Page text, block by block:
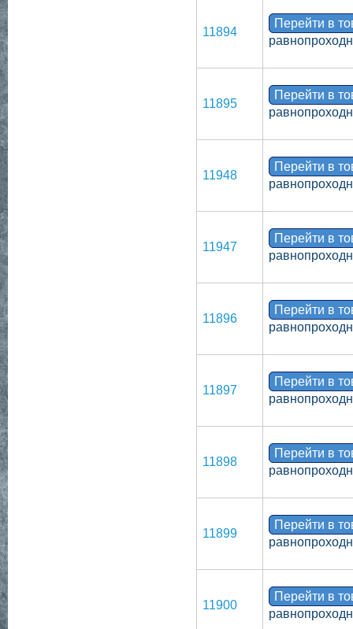
11894
Перейти в
11895
Перейти в
11948
Перейти в
11947
Перейти в
11896
Перейти в
11897
Перейти в
11898
Перейти в
11899
Перейти в
11900
Перейти в